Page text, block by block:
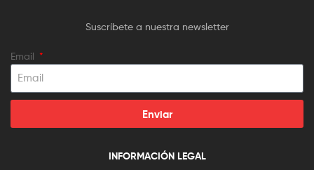
Suscríbete a nuestra newsletter
Email
Enviar
INFORMACIÓN LEGAL